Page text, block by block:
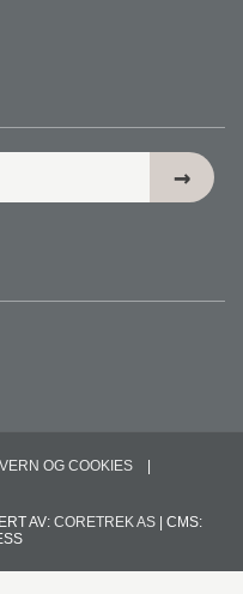
OG COOKIES
AV: CORETREK AS | CMS: